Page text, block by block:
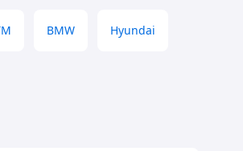
BMW Hyundai